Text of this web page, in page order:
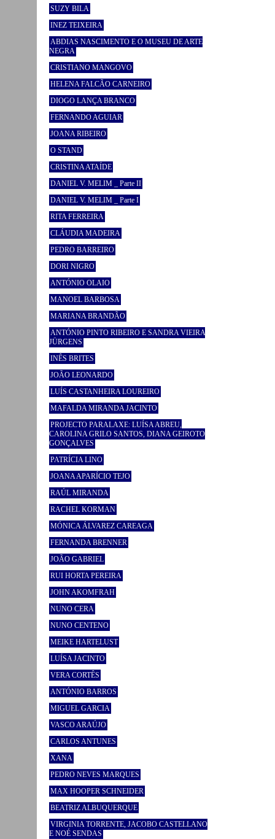
SUZY BILA
INEZ TEIXEIRA
ABDIAS NASCIMENTO E O MUSEU DE ARTE
NEGRA
CRISTIANO MANGOVO
HELENA FALCÃO CARNEIRO
DIOGO LANÇA BRANCO
FERNANDO AGUIAR
JOANA RIBEIRO
O STAND
CRISTINA ATAÍDE
DANIEL V. MELIM _ Parte II
DANIEL V. MELIM _ Parte I
RITA FERREIRA
CLÁUDIA MADEIRA
PEDRO BARREIRO
DORI NIGRO
ANTÓNIO OLAIO
MANOEL BARBOSA
MARIANA BRANDÃO
ANTÓNIO PINTO RIBEIRO E SANDRA VIEIRA
JÜRGENS
INÊS BRITES
JOÃO LEONARDO
LUÍS CASTANHEIRA LOUREIRO
MAFALDA MIRANDA JACINTO
PROJECTO PARALAXE: LUÍSA ABREU,
CAROLINA GRILO SANTOS, DIANA GEIROTO
GONÇALVES
PATRÍCIA LINO
JOANA APARÍCIO TEJO
RAÚL MIRANDA
RACHEL KORMAN
MÓNICA ÁLVAREZ CAREAGA
FERNANDA BRENNER
JOÃO GABRIEL
RUI HORTA PEREIRA
JOHN AKOMFRAH
NUNO CERA
NUNO CENTENO
MEIKE HARTELUST
LUÍSA JACINTO
VERA CORTÊS
ANTÓNIO BARROS
MIGUEL GARCIA
VASCO ARAÚJO
CARLOS ANTUNES
XANA
PEDRO NEVES MARQUES
MAX HOOPER SCHNEIDER
BEATRIZ ALBUQUERQUE
VIRGINIA TORRENTE, JACOBO CASTELLANO
E NOÉ SENDAS